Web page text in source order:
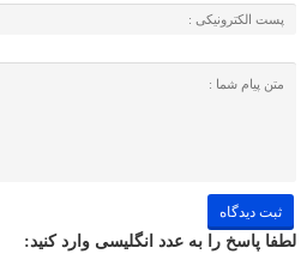
لطفا پاسخ را به عدد انگلیسی وارد کنید: